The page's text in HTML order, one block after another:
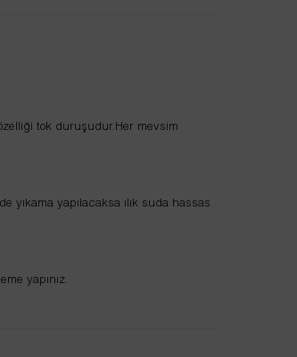
tok duruşudur.Her mevsim
yıkama yapılacaksa ılık suda hassas
yapınız.